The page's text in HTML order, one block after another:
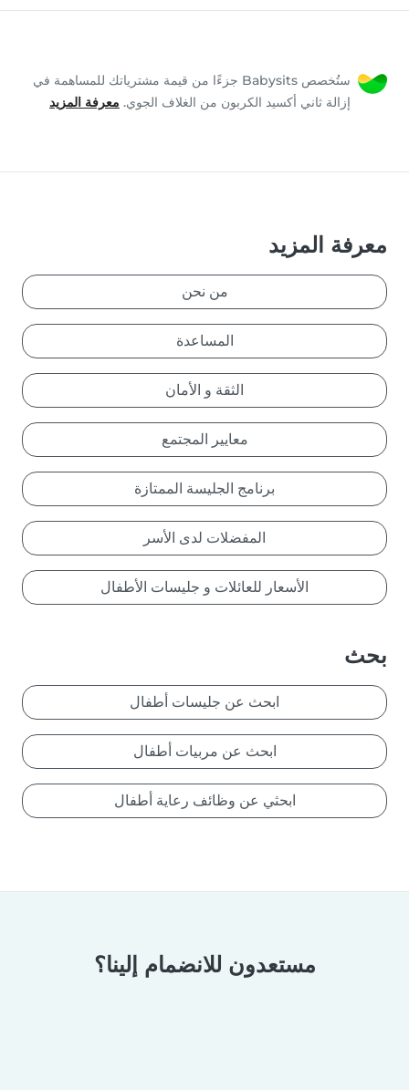
ستُخصص Babysits جزءًا من قيمة مشترياتك للمساهمة في
إزالة ثاني أكسيد الكربون من الغلاف الجوي. معرفة المزيد
معرفة المزيد
من نحن
المساعدة
الثقة و الأمان
معايير المجتمع
برنامج الجليسة الممتازة
المفضلات لدى الأسر
الأسعار للعائلات و جليسات الأطفال
بحث
ابحث عن جليسات أطفال
ابحث عن مربيات أطفال
ابحثي عن وظائف رعاية أطفال
مستعدون للانضمام إلينا؟